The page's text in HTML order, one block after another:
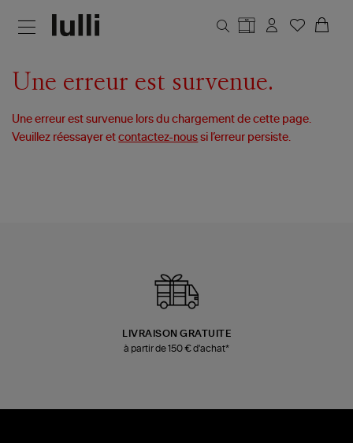
Une erreur est survenue.
Une erreur est survenue lors du chargement de cette page.
Veuillez réessayer etcontactez-nous si l’erreur persiste.
LIVRAISON GRATUITE
à partir de 150 € d'achat*